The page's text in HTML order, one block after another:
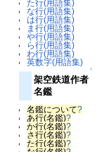
た行(用語集)
な行(用語集)
は行(用語集)
ま行(用語集)
や行(用語集)
ら行(用語集)
わ行(用語集)
英数字(用語集)
↑
架空鉄道作者
名鑑
名鑑について?
あ行(名鑑)?
か行(名鑑)?
さ行(名鑑)?
た行(名鑑)?